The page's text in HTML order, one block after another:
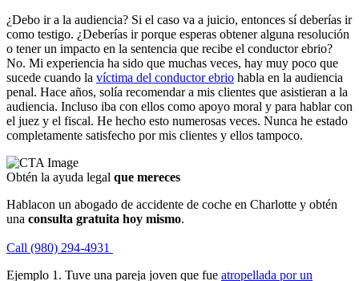
¿Debo ir a la audiencia? Si el caso va a juicio, entonces sí deberías ir
como testigo. ¿Deberías ir porque esperas obtener alguna resolución
o tener un impacto en la sentencia que recibe el conductor ebrio?
No. Mi experiencia ha sido que muchas veces, hay muy poco que
sucede cuando la víctima del conductor ebrio habla en la audiencia
penal. Hace años, solía recomendar a mis clientes que asistieran a la
audiencia. Incluso iba con ellos como apoyo moral y para hablar con
el juez y el fiscal. He hecho esto numerosas veces. Nunca he estado
completamente satisfecho por mis clientes y ellos tampoco.
Obtén la ayuda legal que mereces
Hablacon un abogado de accidente de coche en Charlotte y obtén
una consulta gratuita hoy mismo.
Call (980) 294-4931
Ejemplo 1. Tuve una pareja joven que fue atropellada por un